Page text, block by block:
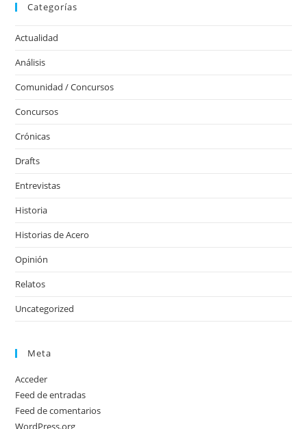
Categorías
Actualidad
Análisis
Comunidad / Concursos
Concursos
Crónicas
Drafts
Entrevistas
Historia
Historias de Acero
Opinión
Relatos
Uncategorized
Meta
Acceder
Feed de entradas
Feed de comentarios
WordPress.org